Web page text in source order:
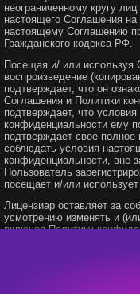
неограниченному кругу
настоящего Соглашения
настоящему Соглашению
Гражданского кодекса РФ.
Посещая и/ или используя
воспроизведение
подтверждает, что он
Соглашения и Политики
подтверждает, что
конфиденциальности ему
подтверждает свое полное
соблюдать условия
конфиденциальности, вне
Пользователь
посещает и/или
Лицензиар оставляет за
усмотрению изменять и
включая Политику
предварительного и (или)
вносимые в Соглашение,
будут публиковаться на
https://vmmo.mobi/